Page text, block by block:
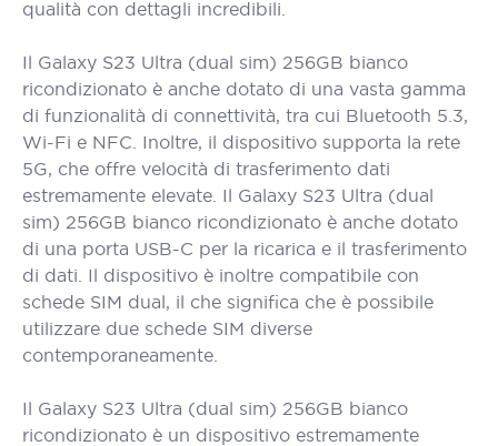
qualità con dettagli incredibili.
Il Galaxy S23 Ultra (dual sim) 256GB bianco
ricondizionato è anche dotato di una vasta gamma
di funzionalità di connettività, tra cui Bluetooth 5.3,
Wi-Fi e NFC. Inoltre, il dispositivo supporta la rete
5G, che offre velocità di trasferimento dati
estremamente elevate. Il Galaxy S23 Ultra (dual
sim) 256GB bianco ricondizionato è anche dotato
di una porta USB-C per la ricarica e il trasferimento
di dati. Il dispositivo è inoltre compatibile con
schede SIM dual, il che significa che è possibile
utilizzare due schede SIM diverse
contemporaneamente.
Il Galaxy S23 Ultra (dual sim) 256GB bianco
ricondizionato è un dispositivo estremamente